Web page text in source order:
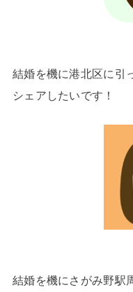
結婚を機に港北区に引
シェアしたいです！
結婚を機にさがみ野駅